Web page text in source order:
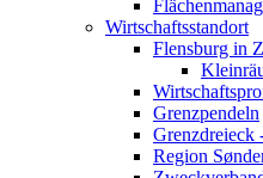
Wirtschaftsstandort
Flensburg in
Grenzpendeln
Grenzdreieck
Region